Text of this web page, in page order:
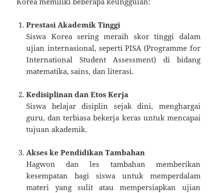
Prestasi Akademik Tinggi
Siswa Korea sering meraih skor tinggi dalam
ujian internasional, seperti PISA (Programme for
International Student Assessment) di bidang
matematika, sains, dan literasi.
Kedisiplinan dan Etos Kerja
Siswa belajar disiplin sejak dini, menghargai
guru, dan terbiasa bekerja keras untuk mencapai
tujuan akademik.
Akses ke Pendidikan Tambahan
Hagwon dan les tambahan memberikan
kesempatan bagi siswa untuk memperdalam
materi yang sulit atau mempersiapkan ujian